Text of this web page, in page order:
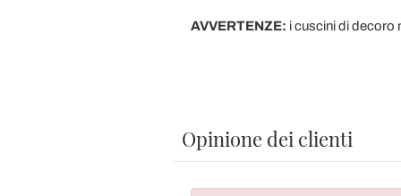
AVVERTENZE: i cuscini di decoro
Opinione dei clienti